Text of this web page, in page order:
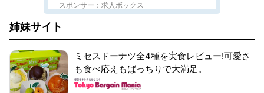
スポンサー：求人ボックス
姉妹サイト
ミセスドーナツ全4種を実食レビュー!可愛さ
も食べ応えもばっちりで大満足。